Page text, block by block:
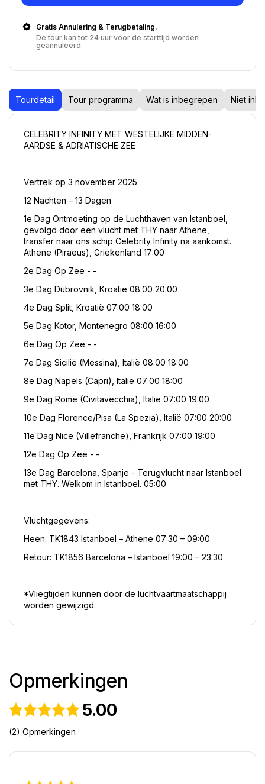
Gratis Annulering & Terugbetaling.
De tour kan tot 24 uur voor de starttijd worden
geannuleerd.
Tourdetail Tour programma Wat is inbegrepen Niet
CELEBRITY INFINITY MET WESTELIJKE MIDDEN-
AARDSE & ADRIATISCHE ZEE
Vertrek op 3 november 2025
12 Nachten – 13 Dagen
1e Dag Ontmoeting op de Luchthaven van Istanboel,
gevolgd door een vlucht met THY naar Athene,
transfer naar ons schip Celebrity Infinity na aankomst.
Athene (Piraeus), Griekenland 17:00
2e Dag Op Zee - -
3e Dag Dubrovnik, Kroatië 08:00 20:00
4e Dag Split, Kroatië 07:00 18:00
5e Dag Kotor, Montenegro 08:00 16:00
6e Dag Op Zee - -
7e Dag Sicilië (Messina), Italië 08:00 18:00
8e Dag Napels (Capri), Italië 07:00 18:00
9e Dag Rome (Civitavecchia), Italië 07:00 19:00
10e Dag Florence/Pisa (La Spezia), Italië 07:00 20:00
11e Dag Nice (Villefranche), Frankrijk 07:00 19:00
12e Dag Op Zee - -
13e Dag Barcelona, Spanje - Terugvlucht naar Istanboel
met THY. Welkom in Istanboel. 05:00
Vluchtgegevens:
Heen: TK1843 Istanboel – Athene 07:30 – 09:00
Retour: TK1856 Barcelona – Istanboel 19:00 – 23:30
*Vliegtijden kunnen door de luchtvaartmaatschappij
worden gewijzigd.
Opmerkingen
5.00
(2) Opmerkingen